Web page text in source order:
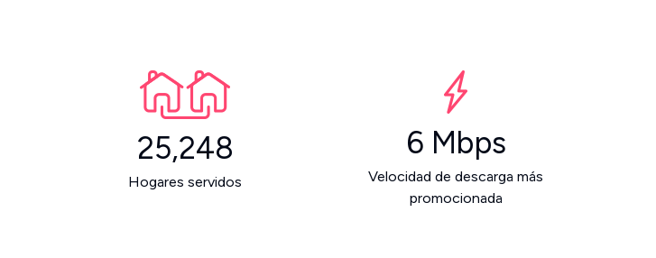
25,248
Hogares servidos
6 Mbps
Velocidad de descarga más
promocionada